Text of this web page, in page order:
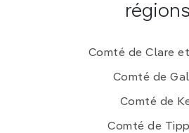
régions
Comté de Clare
Comté de
Comté de
Comté de